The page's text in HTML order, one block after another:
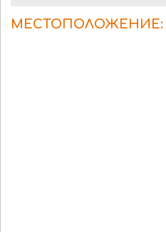
МЕСТОПОЛОЖЕНИЕ: